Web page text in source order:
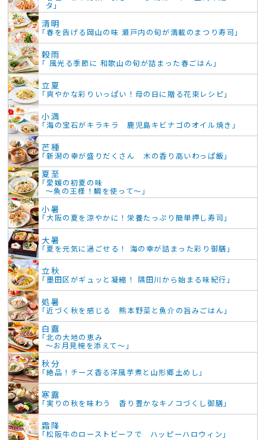
タ」
清明
「春を告げる岡山の味 瀬戸内の旬が満載のまつり寿司」
穀雨
「 風光る季節に 和歌山の旬が詰まった春ごはん」
立夏
「爽やかな彩りいっぱい！母の日に贈る花束レシピ」
小満
「海の宝石がキラキラ 鹿児島キビナゴのオイル焼き」
芒種
「新潟の幸が盛りだくさん 木の香り高いわっぱ飯」
夏至
「愛媛の初夏の味
～魚の王様！鯛を使って～」
小暑
「大阪の夏を涼やかに！栄養たっぷり簡単押し寿司」
大暑
「夏を元気に過ごせる！ 海の幸が詰まった彩り御膳」
立秋
「墨田区がギュッと凝縮！ 隅田川から始まる味紀行」
処暑
「近づく秋を感じる 熊本野菜と魚介の旨みごはん」
白露
「北の大地の恵み
～お月見椀を添えて～」
秋分
「絶品！チーズ香る洋風芋煮と山形郷土めし」
寒露
「実りの秋を味わう 香り豊かなキノコづくし御膳」
霜降
「松阪牛のローストビーフで ハッピーハロウィン」